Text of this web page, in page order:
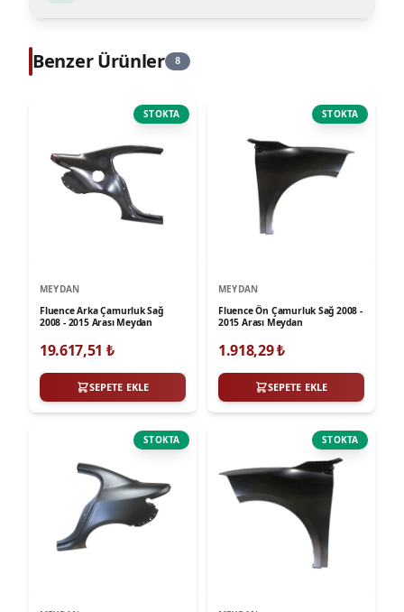
Benzer Ürünler 8
STOKTA
MEYDAN
Fluence Arka Çamurluk Sağ
2008 - 2015 Arası Meydan
19.617,51 ₺
SEPETE EKLE
STOKTA
MEYDAN
Fluence Ön Çamurluk Sağ 2008 -
2015 Arası Meydan
1.918,29₺
SEPETE EKLE
STOKTA STOKTA